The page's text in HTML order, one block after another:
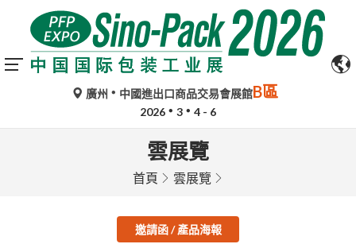
廣州 中國進出口商品交易會展館B區
2026 3 4 - 6
雲展覽
首頁 雲展覽
邀請函 / 產品海報